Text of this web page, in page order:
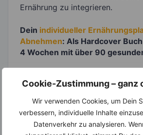
Cookie-Zustimmung – ganz
Wir verwenden Cookies, um Dein
verbessern, individuelle Inhalte
Datenverkehr zu analysieren.
Ernährung zu integrieren.
Dein individueller
Abnehmen: Als Hardcover
4 Wochen mit über 90